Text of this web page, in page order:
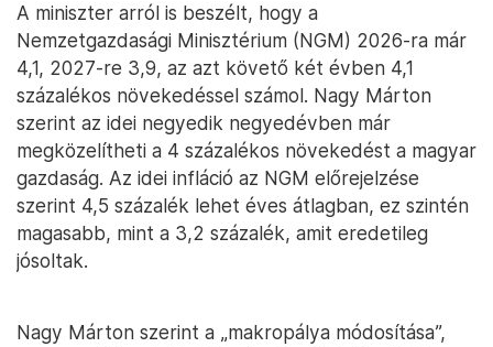
A miniszter arról is beszélt, hogy a
Nemzetgazdasági Minisztérium (NGM) 2026-ra már
4,1, 2027-re 3,9, az azt követő két évben 4,1
százalékos növekedéssel számol. Nagy Márton
szerint az idei negyedik negyedévben már
megközelítheti a 4 százalékos növekedést a magyar
gazdaság. Az idei infláció az NGM előrejelzése
szerint 4,5 százalék lehet éves átlagban, ez szintén
magasabb, mint a 3,2 százalék, amit eredetileg
jósoltak.
Nagy Márton szerint a „makropálya módosítása”,